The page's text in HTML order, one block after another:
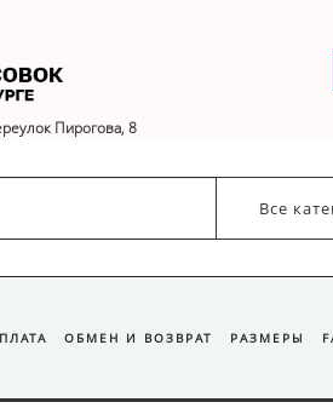
Пирогова, 8
Все
ОБМЕН И ВОЗВРАТ РАЗМЕРЫ